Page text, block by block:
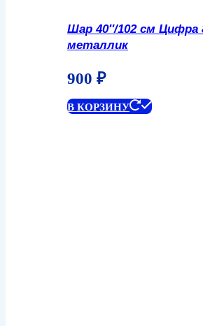
Шар 40″/102 см
металлик
900 ₽
В КОРЗИНУ